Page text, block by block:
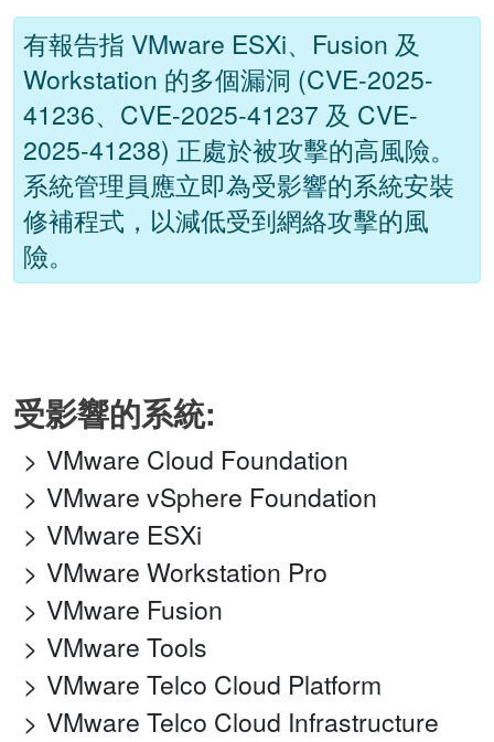
有報告指 VMware ESXi、Fusion 及
Workstation 的多個漏洞 (CVE-2025-
41236、CVE-2025-41237 及 CVE-
2025-41238) 正處於被攻擊的高風險。
系統管理員應立即為受影響的系統安裝
修補程式，以減低受到網絡攻擊的風
險。
受影響的系統:
VMware Cloud Foundation
VMware vSphere Foundation
VMware ESXi
VMware Workstation Pro
VMware Fusion
VMware Tools
VMware Telco Cloud Platform
VMware Telco Cloud Infrastructure